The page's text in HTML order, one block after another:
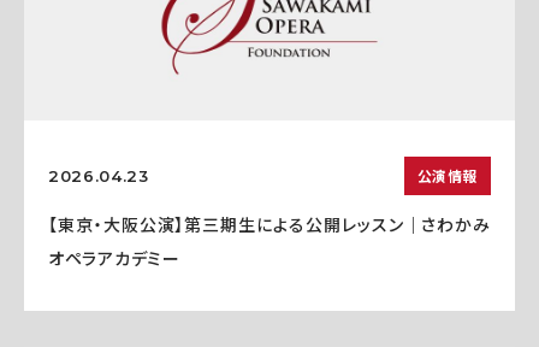
2026.04.23 公演情報
【東京・大阪公演】第三期生による公開レッスン｜さわかみ
オペラアカデミー